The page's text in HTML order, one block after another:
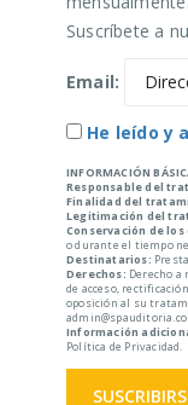
Suscríbete a
Email:
He leído y
INFORMACIÓN
Responsable del
Finalidad del
Legitimación del
Conservación de los
o durante el tiempo
Destinatarios:
Derechos: Derecho
de acceso,
oposición al su
Información
Política de Privacidad.